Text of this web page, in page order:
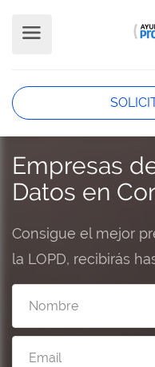
Empresas
Datos en
Consigue el mejor
la LOPD, recibirás